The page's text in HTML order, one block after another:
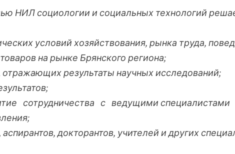
НИЛ социологии и социальных технологий
условий хозяйствования, рынка труда,
на рынке Брянского региона;
отражающих результаты научных исследований;
сотрудничества с ведущими специалистами
докторантов, учителей и других